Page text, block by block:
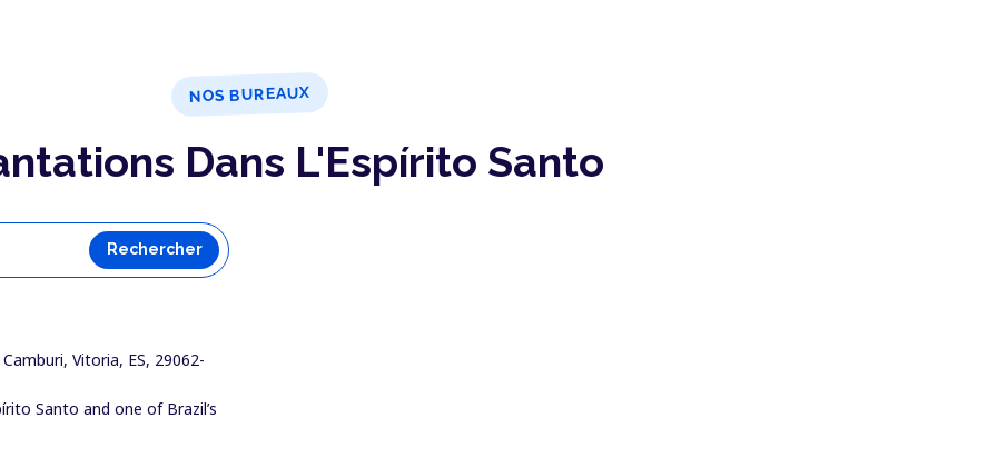
NOS BUREAUX
Dans L'Espírito Santo
Rechercher
Vitoria, ES, 29062-
Santo and one of Brazil’s